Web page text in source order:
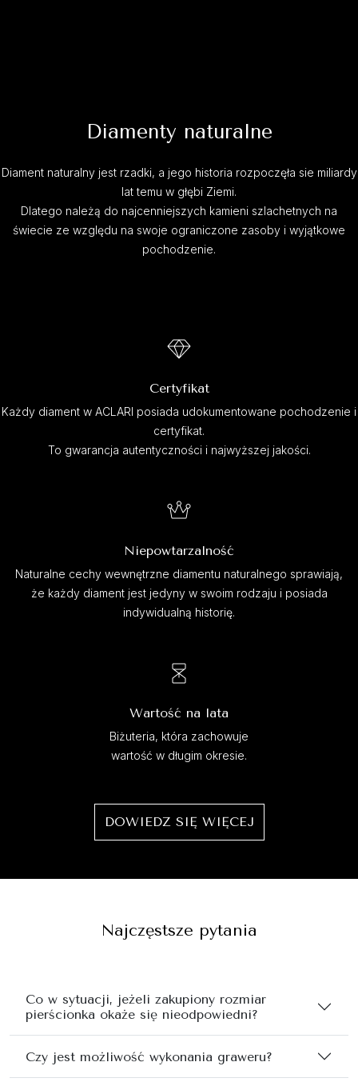
Diamenty naturalne
Diament naturalny jest rzadki, a jego historia rozpoczęła sie miliardy
lat temu w głębi Ziemi.
Dlatego należą do najcenniejszych kamieni szlachetnych na
świecie ze względu na swoje ograniczone zasoby i wyjątkowe
pochodzenie.
Certyfikat
Każdy diament w ACLARI posiada udokumentowane pochodzenie i
certyfikat.
To gwarancja autentyczności i najwyższej jakości.
Niepowtarzalność
Naturalne cechy wewnętrzne diamentu naturalnego sprawiają,
że każdy diament jest jedyny w swoim rodzaju i posiada
indywidualną historię.
Wartość na lata
Biżuteria, która zachowuje
wartość w długim okresie.
DOWIEDZ SIĘ WIĘCEJ
Najczęstsze pytania
Co w sytuacji, jeżeli zakupiony rozmiar
pierścionka okaże się nieodpowiedni?
Czy jest możliwość wykonania graweru?